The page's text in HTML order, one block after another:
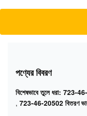
পণ্যের বিবরণ
বিশেষভাবে তুলে ধরা: 723-
, 723-46-20502 বিতরণ